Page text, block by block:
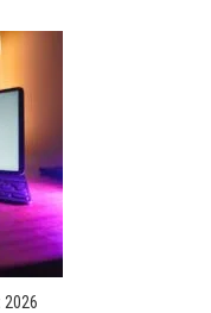
2026